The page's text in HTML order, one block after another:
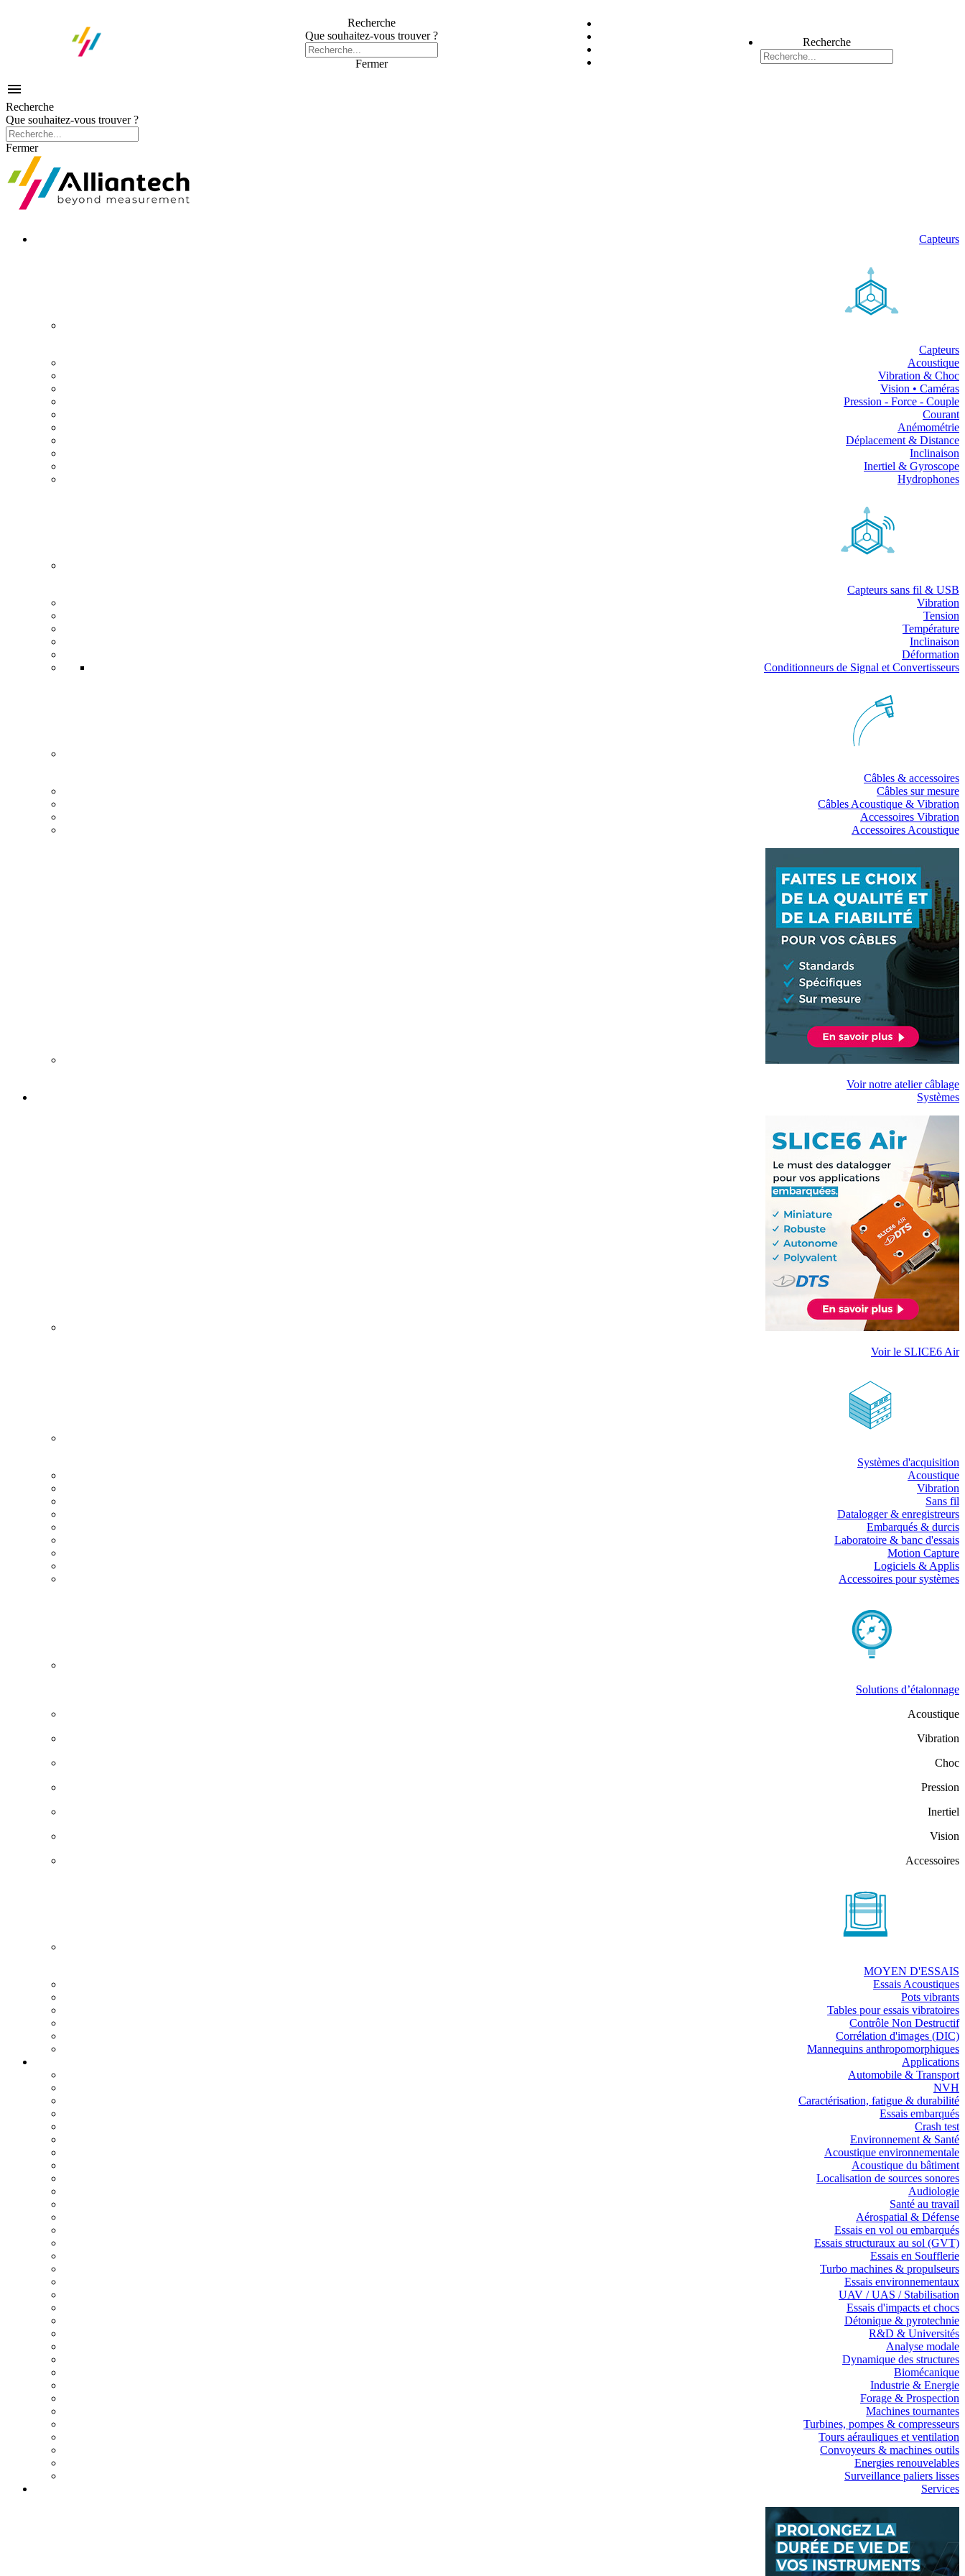
Recherche
Que souhaitez-vous trouver ?
Fermer
Recherche

Recherche
Que souhaitez-vous trouver ?
Fermer
Capteurs
Capteurs
Acoustique
Vibration & Choc
Vision • Caméras
Pression - Force - Couple
Courant
Anémométrie
Déplacement & Distance
Inclinaison
Inertiel & Gyroscope
Hydrophones
Capteurs sans fil & USB
Vibration
Tension
Température
Inclinaison
Déformation
Conditionneurs de Signal et Convertisseurs
Câbles & accessoires
Câbles sur mesure
Câbles Acoustique & Vibration
Accessoires Vibration
Accessoires Acoustique
Voir notre atelier câblage
Systèmes
Voir le SLICE6 Air
Systèmes d'acquisition
Acoustique
Vibration
Sans fil
Datalogger & enregistreurs
Embarqués & durcis
Laboratoire & banc d'essais
Motion Capture
Logiciels & Applis
Accessoires pour systèmes
Solutions d’étalonnage
Acoustique
Vibration
Choc
Pression
Inertiel
Vision
Accessoires
MOYEN D'ESSAIS
Essais Acoustiques
Pots vibrants
Tables pour essais vibratoires
Contrôle Non Destructif
Corrélation d'images (DIC)
Mannequins anthropomorphiques
Applications
Automobile & Transport
NVH
Caractérisation, fatigue & durabilité
Essais embarqués
Crash test
Environnement & Santé
Acoustique environnementale
Acoustique du bâtiment
Localisation de sources sonores
Audiologie
Santé au travail
Aérospatial & Défense
Essais en vol ou embarqués
Essais structuraux au sol (GVT)
Essais en Soufflerie
Turbo machines & propulseurs
Essais environnementaux
UAV / UAS / Stabilisation
Essais d'impacts et chocs
Détonique & pyrotechnie
R&D & Universités
Analyse modale
Dynamique des structures
Biomécanique
Industrie & Energie
Forage & Prospection
Machines tournantes
Turbines, pompes & compresseurs
Tours aérauliques et ventilation
Convoyeurs & machines outils
Energies renouvelables
Surveillance paliers lisses
Services